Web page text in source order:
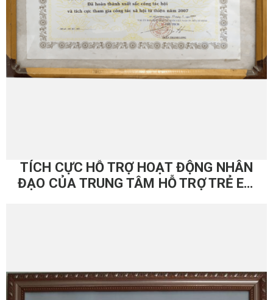
TÍCH CỰC HỖ TRỢ HOẠT ĐỘNG NHÂN
ĐẠO CỦA TRUNG TÂM HỖ TRỢ TRẺ EM